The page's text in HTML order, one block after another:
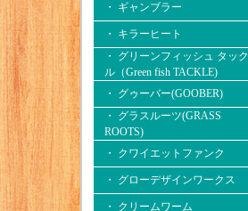
・ ギャンブラー
・ キラーヒート
・ グリーンフィッシュ タック
ル（Green fish TACKLE)
・ グゥーバー(GOOBER)
・ グラスルーツ(GRASS
ROOTS)
・ クワイエットファンク
・ グローデザインワークス
・ クリームワーム